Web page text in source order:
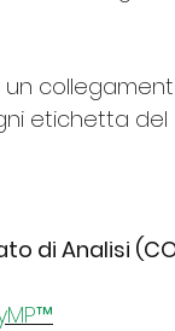
un
etichetta del
di Analisi